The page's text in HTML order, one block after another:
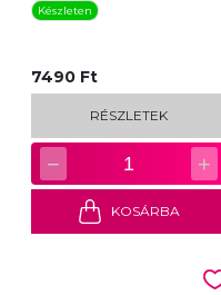
Készleten
7490 Ft
RÉSZLETEK
− 1 +
KOSÁRBA